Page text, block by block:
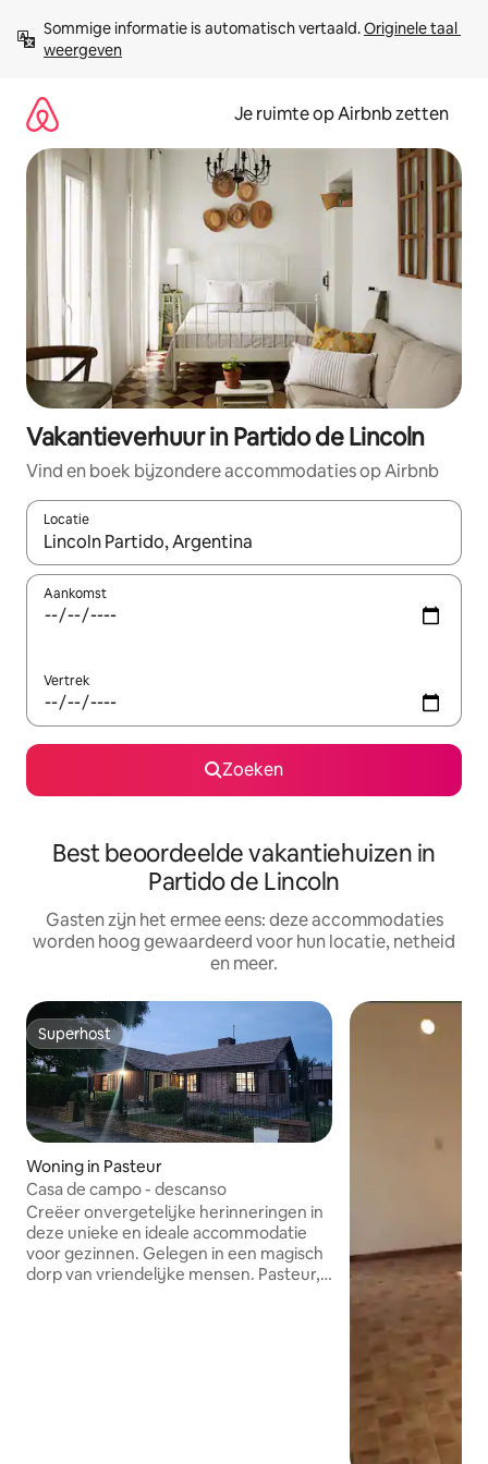
direct
naar
Sommige informatie is automatisch vertaald. Originele taal
weergeven
Je ruimte op Airbnb zetten
Vakantieverhuur in Partido de Lincoln
Vind en boek bijzondere accommodaties op Airbnb
Locatie
Wanneer er suggesties beschikbaar zijn, maak je een keuze
Aankomst
Vertrek
Zoeken
Best beoordeelde vakantiehuizen in
Partido de Lincoln
Gasten zijn het ermee eens: deze accommodaties
worden hoog gewaardeerd voor hun locatie, netheid
en meer.
Superhost
Superhost
Woning in Pasteur
Casa de campo - descanso
Creëer onvergetelijke herinneringen in
deze unieke en ideale accommodatie
voor gezinnen. Gelegen in een magisch
dorp van vriendelijke mensen. Pasteur,